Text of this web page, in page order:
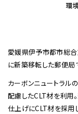
日本全国に広がる拠
地域社会発展への貢
環境への配慮
環
愛媛県伊予市都市総合
に新築移転した郵便局
カーボンニュートラル
配慮したCLT材を利用
仕上げにCLT材を採用